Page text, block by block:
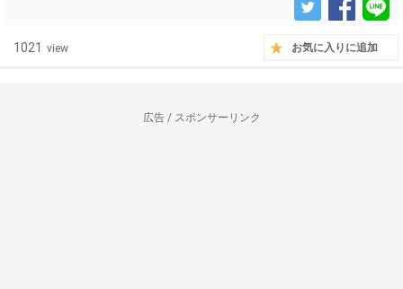
1021 view お気に入りに追加
広告 / スポンサーリンク